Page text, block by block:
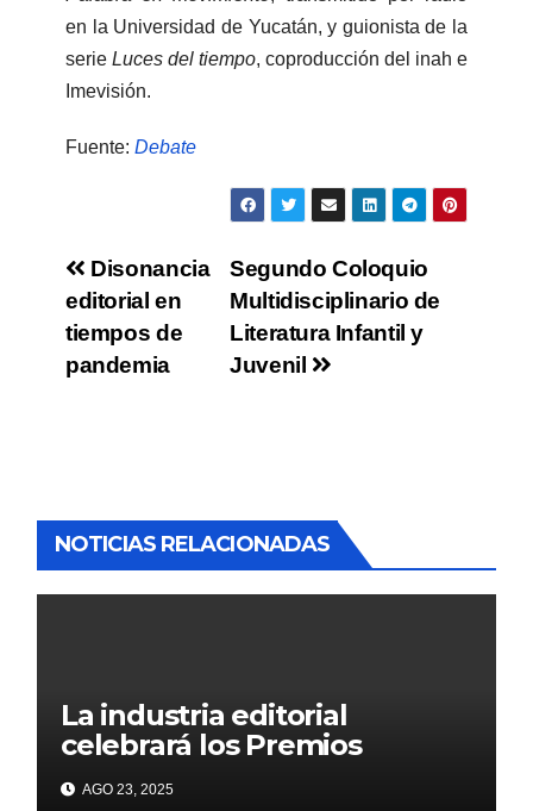
en la Universidad de Yucatán, y guionista de la
serie Luces del tiempo, coproducción del inah e
Imevisión.
Fuente: Debate
Segundo Coloquio
Multidisciplinario de
Literatura Infantil y
Juvenil
Disonancia
editorial en
tiempos de
pandemia
NOTICIAS RELACIONADAS
La industria editorial
celebrará los Premios
CANIEM 2025 el 12 de
AGO 23, 2025